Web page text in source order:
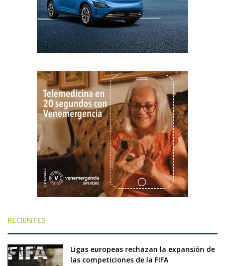
RECIENTES
Ligas europeas rechazan la expansión de
las competiciones de la FIFA